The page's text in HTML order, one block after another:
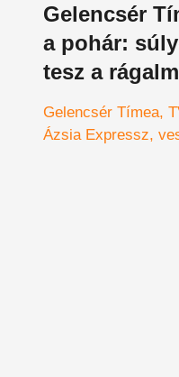
Gelencsér
a pohár:
tesz a
Gelencsér Tímea
Ázsia Expressz